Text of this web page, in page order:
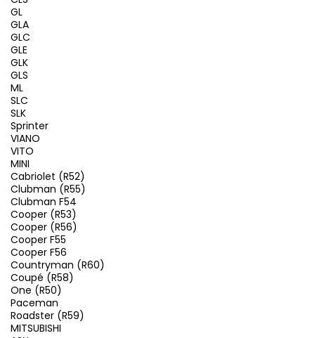
GL
GLA
GLC
GLE
GLK
GLS
ML
SLC
SLK
Sprinter
VIANO
VITO
MINI
Cabriolet (R52)
Clubman (R55)
Clubman F54
Cooper (R53)
Cooper (R56)
Cooper F55
Cooper F56
Countryman (R60)
Coupé (R58)
One (R50)
Paceman
Roadster (R59)
MITSUBISHI